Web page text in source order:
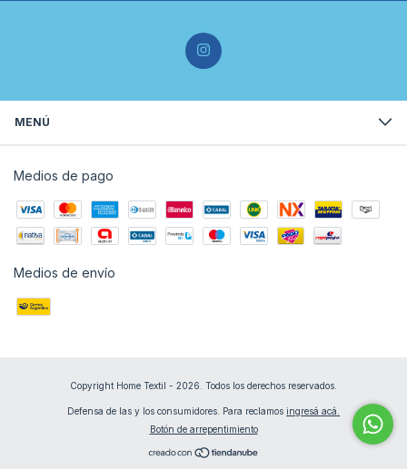
MENÚ
Medios de pago
Medios de envío
Copyright Home Textil - 2026. Todos los derechos reservados.
Defensa de las y los consumidores. Para reclamos ingresá acá.
Botón de arrepentimiento